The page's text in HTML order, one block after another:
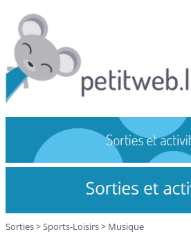
Sorties>Sports-Loisirs> Musique